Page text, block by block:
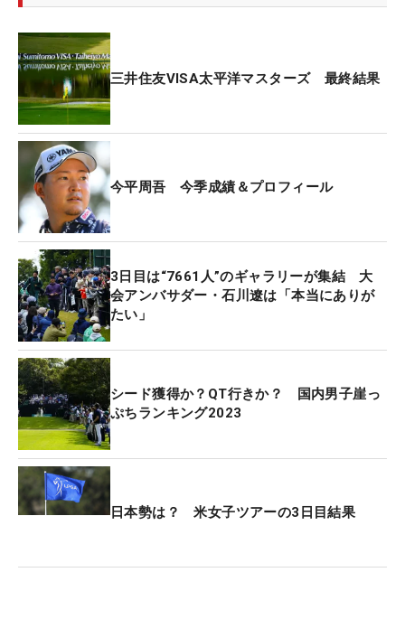
三井住友VISA太平洋マスターズ 最終結果
今平周吾 今季成績＆プロフィール
3日目は“7661人”のギャラリーが集結 大
会アンバサダー・石川遼は「本当にありが
たい」
シード獲得か？QT行きか？ 国内男子崖っ
ぷちランキング2023
日本勢は？ 米女子ツアーの3日目結果